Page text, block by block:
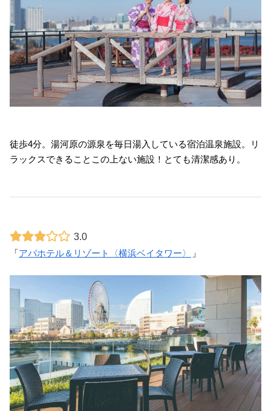
徒歩4分。湯河原の源泉を毎日湯入している宿泊温泉施設。リ
ラックスできることこの上ない施設！とても清潔感あり。
3.0
「アパホテル＆リゾート〈横浜ベイタワー〉 」